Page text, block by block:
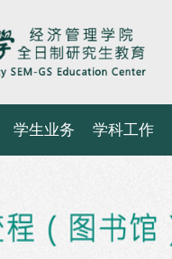
学生业务 学科工作